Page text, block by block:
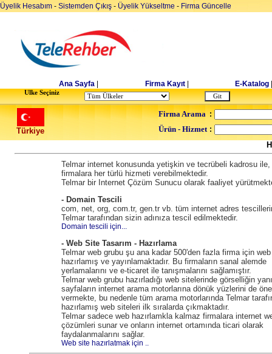
Üyelik Hesabım - Sistemden Çıkış - Üyelik Yükseltme - Firma Güncelle
Ana Sayfa Firma Kayıt E-Katalog
Ulke Seçiniz
Türkiye
Firma Arama :
Ürün - Hizmet :
Telmar internet konusunda yetişkin ve tecrübeli kadrosu ile,
firmalara her türlü hizmeti verebilmektedir.
Telmar bir Internet Çözüm Sunucu olarak faaliyet
- Domain Tescili
com, net, org, com.tr, gen.tr vb. tüm internet adres
Telmar tarafından sizin adınıza tescil edilmektedir.
Domain tescili için...
- Web Site Tasarım - Hazırlama
Telmar web grubu şu ana kadar 500'den fazla firma için
hazırlamış ve yayınlamaktadır. Bu firmaların sanal alemde
yerlamalarını ve e-ticaret ile tanışmalarını sağlamıştır.
Telmar web grubu hazırladığı web sitelerinde görselliğin
sayfaların internet arama motorlarına dönük yüzlerini de
vermekte, bu nedenle tüm arama motorlarında Telmar
hazırlamış web siteleri ilk sıralarda çıkmaktadır.
Telmar sadece web hazırlamkla kalmaz firmalara internet
çözümleri sunar ve onların internet ortamında ticari olarak
faydalanmalarını sağlar.
Web site hazırlatmak için ..